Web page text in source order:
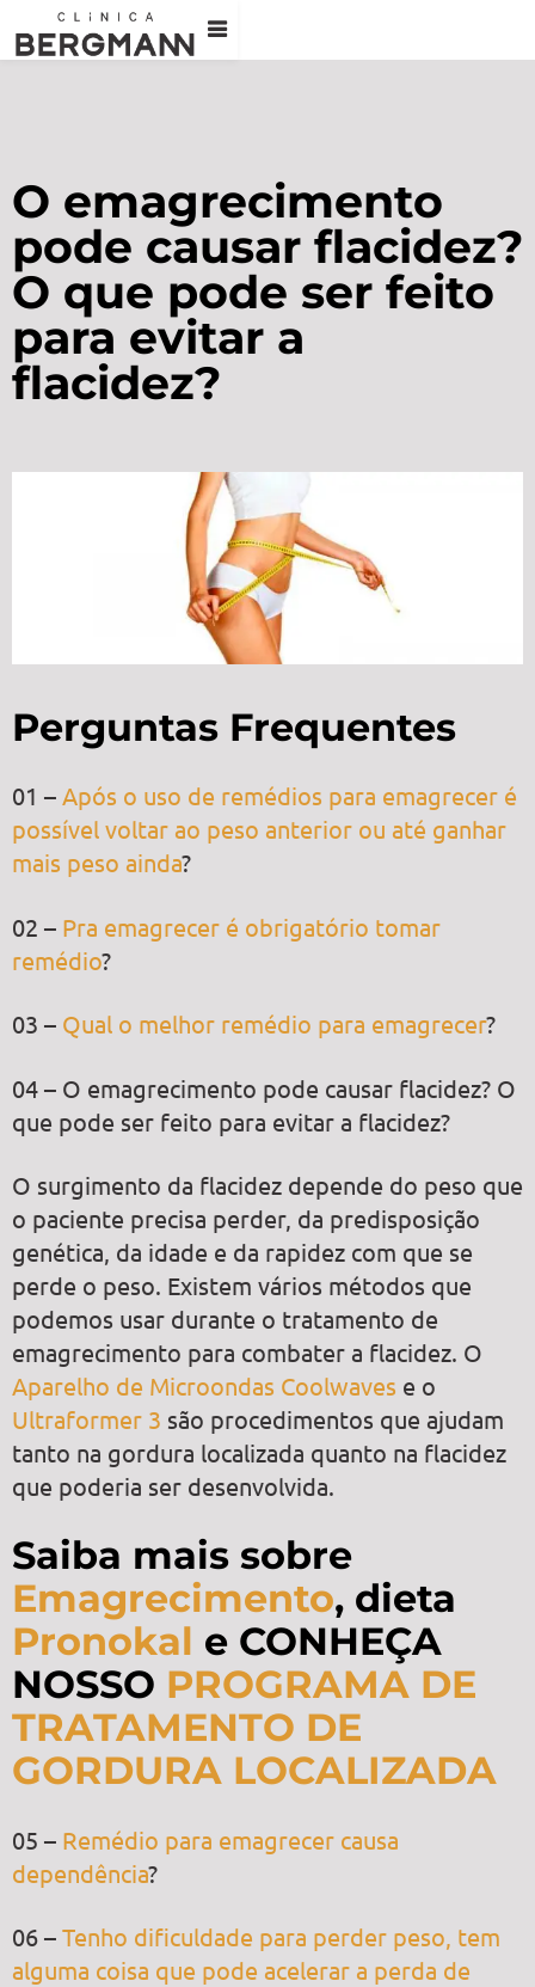
O emagrecimento
pode causar flacidez?
O que pode ser feito
para evitar a
flacidez?
Perguntas Frequentes
01 – Após o uso de remédios para emagrecer é
possível voltar ao peso anterior ou até ganhar
mais peso ainda?
02 – Pra emagrecer é obrigatório tomar
remédio?
03 – Qual o melhor remédio para emagrecer?
04 – O emagrecimento pode causar flacidez? O
que pode ser feito para evitar a flacidez?
O surgimento da flacidez depende do peso que
o paciente precisa perder, da predisposição
genética, da idade e da rapidez com que se
perde o peso. Existem vários métodos que
podemos usar durante o tratamento de
emagrecimento para combater a flacidez. O
Aparelho de Microondas Coolwaves e o
Ultraformer 3 são procedimentos que ajudam
tanto na gordura localizada quanto na flacidez
que poderia ser desenvolvida.
Saiba mais sobre
Emagrecimento, dieta
Pronokal e CONHEÇA
NOSSO PROGRAMA DE
TRATAMENTO DE
GORDURA LOCALIZADA
05 – Remédio para emagrecer causa
dependência?
06 – Tenho dificuldade para perder peso, tem
alguma coisa que pode acelerar a perda de